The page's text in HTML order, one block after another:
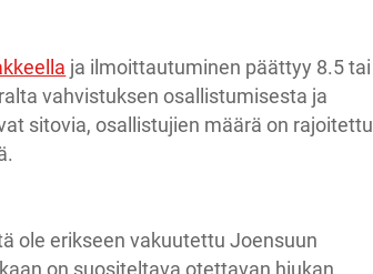
ja ilmoittautuminen päättyy 8.5 tai
vahvistuksen osallistumisesta ja
sitovia, osallistujien määrä on rajoitettu
ole erikseen vakuutettu Joensuun
on suositeltava otettavan hiukan